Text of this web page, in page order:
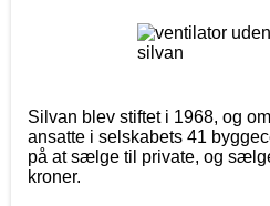
Silvan blev stiftet i 1968, og
ansatte i selskabets 41
på at sælge til private, og
kroner.